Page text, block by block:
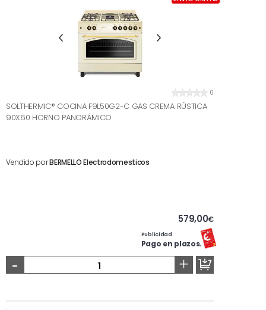
0
SOLTHERMIC® COCINA F9L50G2-C GAS CREMA RÚSTICA
90X60 HORNO PANORÁMICO
Vendido porBERMELLO Electrodomesticos
579,00€
Publicidad.
Pago en plazos.
- +